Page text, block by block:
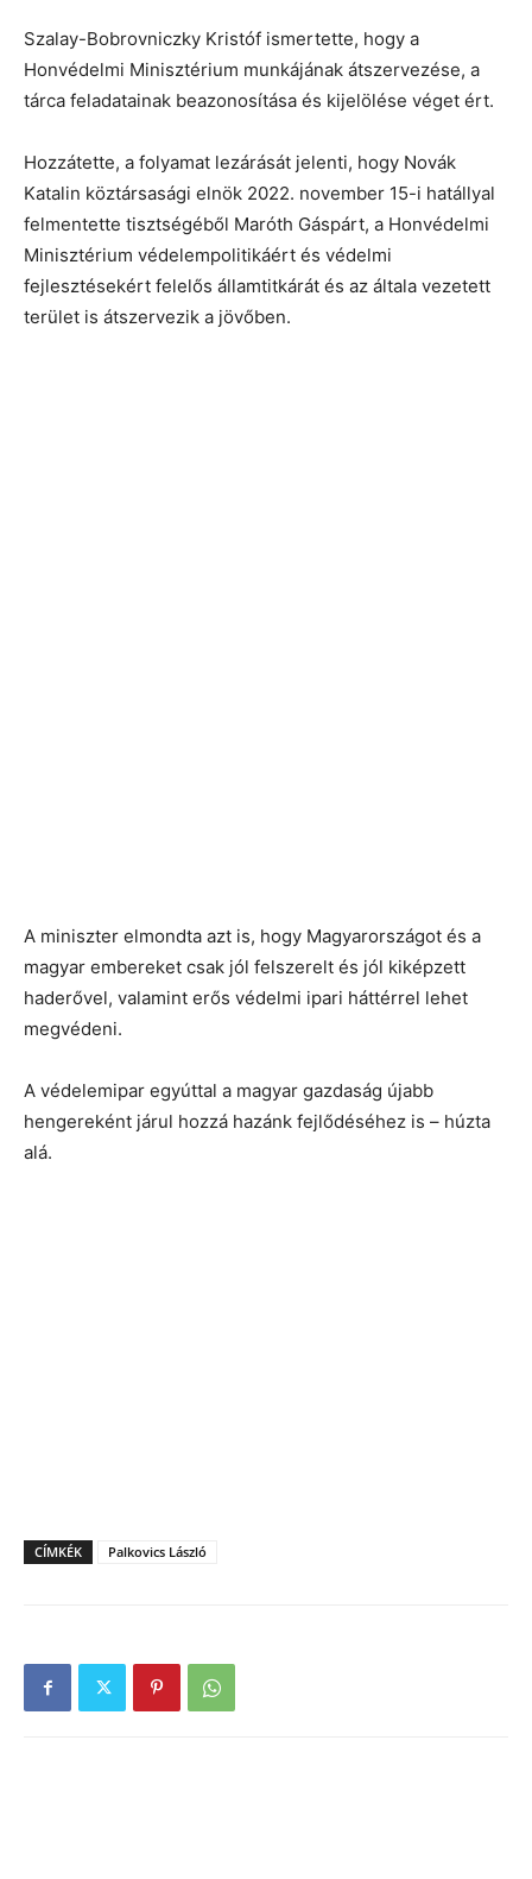
Szalay-Bobrovniczky Kristóf ismertette, hogy a
Honvédelmi Minisztérium munkájának átszervezése, a
tárca feladatainak beazonosítása és kijelölése véget ért.
Hozzátette, a folyamat lezárását jelenti, hogy Novák
Katalin köztársasági elnök 2022. november 15-i hatállyal
felmentette tisztségéből Maróth Gáspárt, a Honvédelmi
Minisztérium védelempolitikáért és védelmi
fejlesztésekért felelős államtitkárát és az általa vezetett
terület is átszervezik a jövőben.
A miniszter elmondta azt is, hogy Magyarországot és a
magyar embereket csak jól felszerelt és jól kiképzett
haderővel, valamint erős védelmi ipari háttérrel lehet
megvédeni.
A védelemipar egyúttal a magyar gazdaság újabb
hengereként járul hozzá hazánk fejlődéséhez is – húzta
alá.
CÍMKÉK Palkovics László